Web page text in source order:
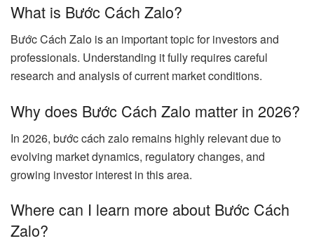
What is Bước Cách Zalo?
Bước Cách Zalo is an important topic for investors and
professionals. Understanding it fully requires careful
research and analysis of current market conditions.
Why does Bước Cách Zalo matter in 2026?
In 2026, bước cách zalo remains highly relevant due to
evolving market dynamics, regulatory changes, and
growing investor interest in this area.
Where can I learn more about Bước Cách
Zalo?